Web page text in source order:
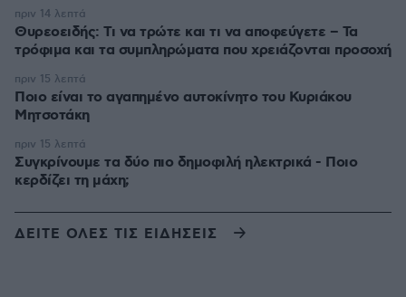
Θυρεοειδής: Τι να τρώτε και τι να αποφεύγετε – Τα
τρόφιμα και τα συμπληρώματα που χρειάζονται προσοχή
πριν 14 λεπτά
Ποιο είναι το αγαπημένο αυτοκίνητο του Κυριάκου
Μητσοτάκη
πριν 15 λεπτά
Συγκρίνουμε τα δύο πιο δημοφιλή ηλεκτρικά - Ποιο
κερδίζει τη μάχη;
πριν 15 λεπτά
ΔΕΙΤΕ ΟΛΕΣ ΤΙΣ ΕΙΔΗΣΕΙΣ